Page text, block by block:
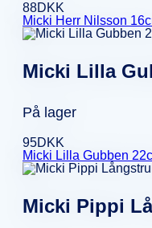
88DKK
Micki Herr Nilsson
Micki Lilla
På lager
95DKK
Micki Lilla Gubben
Micki Pippi